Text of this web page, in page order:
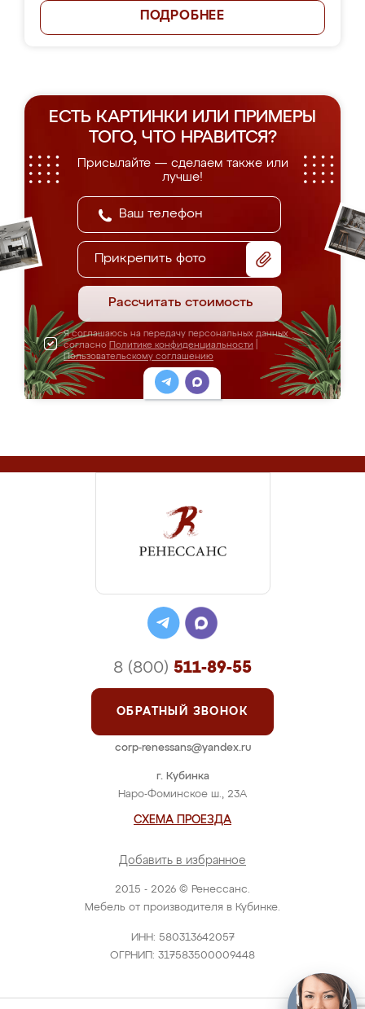
ПОДРОБНЕЕ
ЕСТЬ КАРТИНКИ ИЛИ ПРИМЕРЫ
ТОГО, ЧТО НРАВИТСЯ?
Присылайте — сделаем также или
лучше!
Прикрепить фото
Рассчитать стоимость
Я соглашаюсь на передачу персональных данных
согласно Политике конфиденциальности
Пользовательскому соглашению
2015 - 2026 © Ренессанс.
Мебель от производителя в Кубинке.
ИНН: 580313642057
ОГРНИП: 317583500009448
г. Кубинка
Наро-Фоминское ш., 23А
СХЕМА ПРОЕЗДА
Добавить в избранное
8 (800) 511-89-55
ОБРАТНЫЙ ЗВОНОК
corp-renessans@yandex.ru